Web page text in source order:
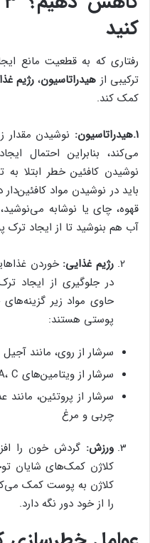
کنید
رفتاری که به قطعیت مانع
‌ترکیبی از هیدراتاسیون، رژیم
کمک کند.
۱.هیدراتاسیون:
نوشیدن
می‌کند، بنابراین احتمال
نوشیدن کافئین خطر ابتلا
باید در نوشیدن مواد
قهوه، چای یا نوشابه
آب هم بنوشید تا از ایجاد ترک
رژیم غذایی: خوردن
در جلوگیری از ایجاد
حاوی مواد زیر
پوستی هستند:
سرشار از روی، مانند
سرشار از ویتامین‌های A، C و D مانند هویج، مرکبات و شیر
سرشار از پروتئین،
چربی و مرغ
ورزش: گردش خون را
کلاژن کمک‌های شایان
کلاژن به پوست کمک
را از خود دور نگه دارد.